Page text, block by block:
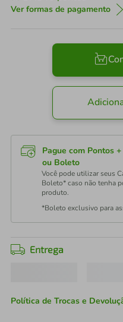
Ver formas de pagamento
Pague com Pontos
ou Boleto
Você pode utilizar seus
Boleto* caso não tenha
produto.
*Boleto exclusivo para
Entrega
Política de Trocas e